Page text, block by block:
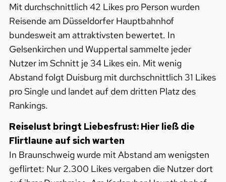
Mit durchschnittlich 42 Likes pro Person wurden
Reisende am Düsseldorfer Hauptbahnhof
bundesweit am attraktivsten bewertet. In
Gelsenkirchen und Wuppertal sammelte jeder
Nutzer im Schnitt je 34 Likes ein. Mit wenig
Abstand folgt Duisburg mit durchschnittlich 31 Likes
pro Single und landet auf dem dritten Platz des
Rankings.
Reiselust bringt Liebesfrust: Hier ließ die
Flirtlaune auf sich warten
In Braunschweig wurde mit Abstand am wenigsten
geflirtet: Nur 2.300 Likes vergaben die Nutzer dort